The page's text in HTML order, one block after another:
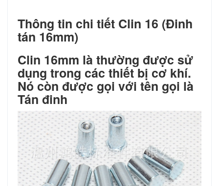
Thông tin chi tiết Clin 16 (Đinh
tán 16mm)
Clin 16mm là thường được sử
dụng trong các thiết bị cơ khí.
Nó còn được gọi với tên gọi là
Tán đinh